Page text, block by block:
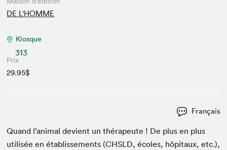
DE L'HOMME
Kiosque
313
Prix
29.95$
Français
Quand l’animal devient un thérapeute ! De plus en plus
util­isée en étab­lisse­ments (CHSLD, écoles, hôpi­taux, etc.),